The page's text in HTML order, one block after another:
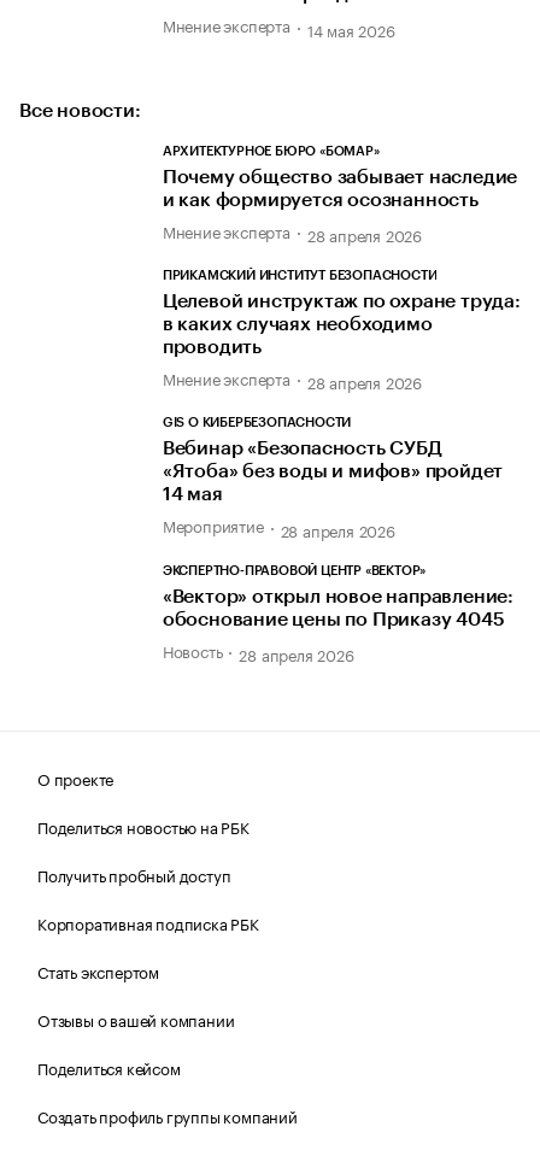
Мнение эксперта 14 мая 2026
Все новости:
АРХИТЕКТУРНОЕ БЮРО «БОМАР»
Почему общество забывает наследие
и как формируется осознанность
Мнение эксперта 28 апреля 2026
ПРИКАМСКИЙ ИНСТИТУТ БЕЗОПАСНОСТИ
Целевой инструктаж по охране труда:
в каких случаях необходимо
проводить
Мнение эксперта 28 апреля 2026
GIS О КИБЕРБЕЗОПАСНОСТИ
Вебинар «Безопасность СУБД
«Ятоба» без воды и мифов» пройдет
14 мая
Мероприятие 28 апреля 2026
ЭКСПЕРТНО-ПРАВОВОЙ ЦЕНТР «ВЕКТОР»
«Вектор» открыл новое направление:
обоснование цены по Приказу 4045
Новость 28 апреля 2026
О проекте
Поделиться новостью на РБК
Получить пробный доступ
Корпоративная подписка РБК
Стать экспертом
Отзывы о вашей компании
Поделиться кейсом
Создать профиль группы компаний